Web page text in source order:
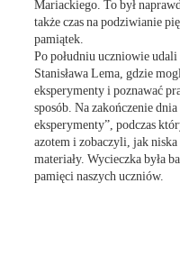
Mariackiego. To był
także czas na podziwianie
pamiątek.
Po południu uczniowie
Stanisława Lema, gdzie
eksperymenty i poznawać
sposób. Na zakończenie
eksperymenty”, podczas
azotem i zobaczyli, jak
materiały. Wycieczka była
pamięci naszych uczniów.